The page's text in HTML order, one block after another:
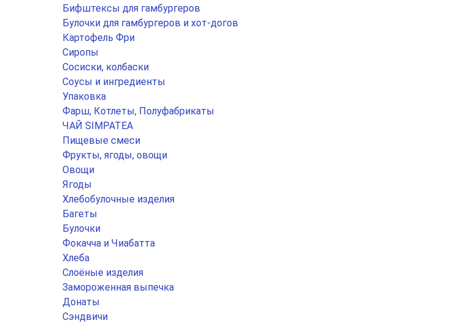
Бифштексы для гамбургеров
Булочки для гамбургеров и хот-догов
Картофель Фри
Сиропы
Сосиски, колбаски
Соусы и ингредиенты
Упаковка
Фарш, Котлеты, Полуфабрикаты
ЧАЙ SIMPATEA
Пищевые смеси
Фрукты, ягоды, овощи
Овощи
Ягоды
Хлебобулочные изделия
Багеты
Булочки
Фокачча и Чиабатта
Хлеба
Слоёные изделия
Замороженная выпечка
Донаты
Сэндвичи